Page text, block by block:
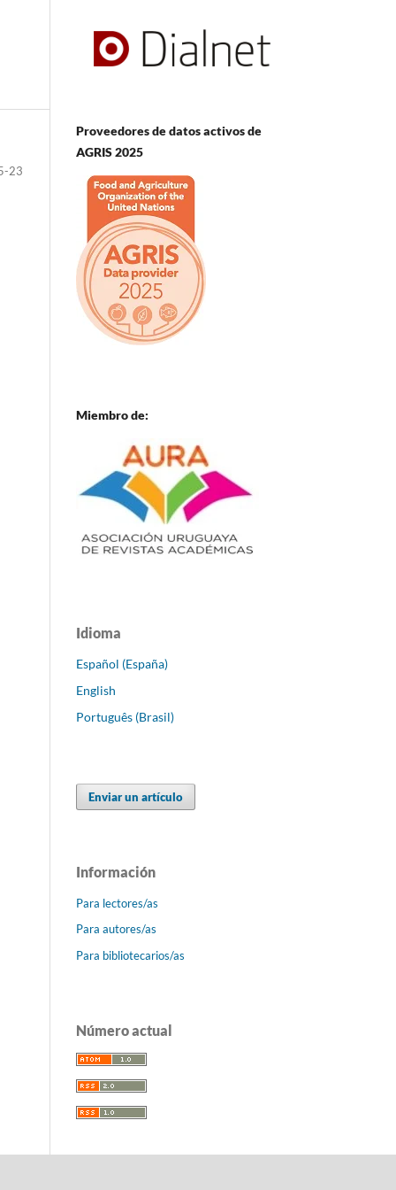
23
Proveedores de datos activos de
AGRIS 2025
Miembro de:
Idioma
Español (España)
English
Português (Brasil)
Enviar un artículo
Información
Para lectores/as
Para autores/as
Para bibliotecarios/as
Número actual